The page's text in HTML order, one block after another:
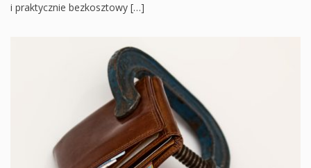
i praktycznie bezkosztowy […]